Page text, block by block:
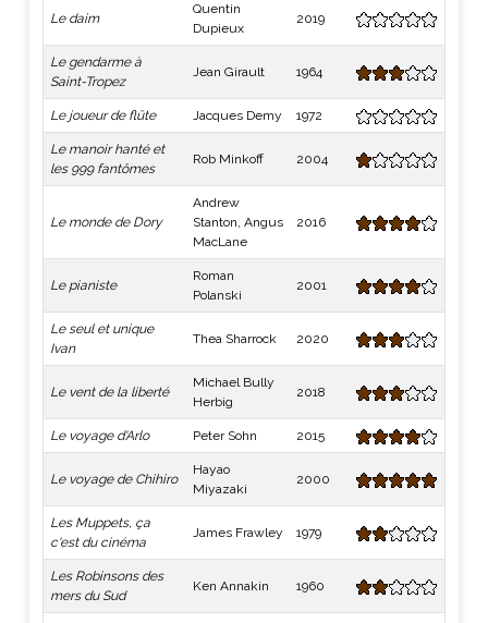
Le daim
Quentin
Dupieux
2019
Le gendarme à
Saint-Tropez
Jean Girault 1964
Le joueur de flûte Jacques Demy 1972
Le manoir hanté et
les 999 fantômes
Rob Minkoff 2004
Le monde de Dory
Andrew
Stanton, Angus
MacLane
2016
Le pianiste
Roman
Polanski
2001
Le seul et unique
Ivan
Thea Sharrock 2020
Le vent de la liberté
Michael Bully
Herbig
2018
Le voyage d'Arlo Peter Sohn 2015
Le voyage de Chihiro
Hayao
Miyazaki
2000
Les Muppets, ça
c'est du cinéma
James Frawley 1979
Les Robinsons des
mers du Sud
Ken Annakin 1960